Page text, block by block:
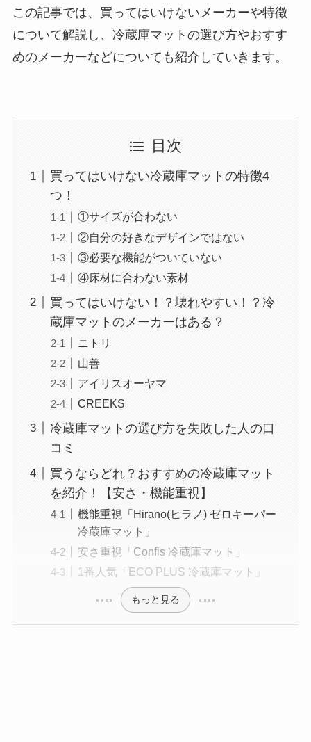
この記事では、買ってはいけないメーカーや特徴
について解説し、冷蔵庫マットの選び方やおすす
めのメーカーなどについても紹介していきます。
目次
買ってはいけない冷蔵庫マットの特徴4
つ！
①サイズが合わない
②自分の好きなデザインではない
③必要な機能がついていない
④床材に合わない素材
買ってはいけない！？壊れやすい！？冷
蔵庫マットのメーカーはある？
ニトリ
山善
アイリスオーヤマ
CREEKS
冷蔵庫マットの選び方を失敗した人の口
コミ
買うならどれ？おすすめの冷蔵庫マット
を紹介！【安さ・機能重視】
機能重視「Hirano(ヒラノ) ゼロキーパー
冷蔵庫マット」
安さ重視「Confis 冷蔵庫マット」
1番人気「ECO PLUS 冷蔵庫マット」
もっと見る